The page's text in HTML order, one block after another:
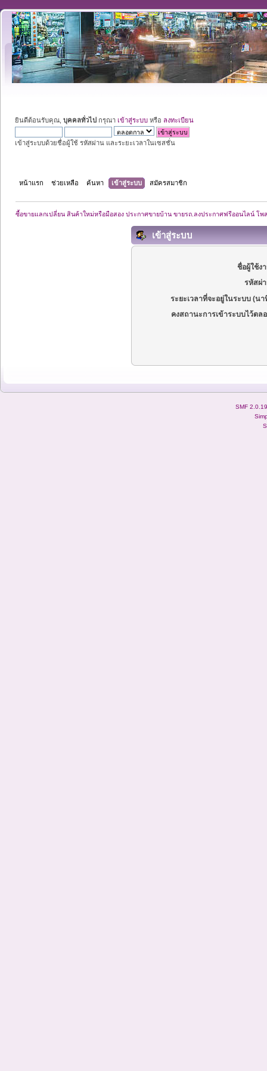
ยินดีต้อนรับคุณ, บุคคลทั่วไป กรุณา เข้าสู่ระบบ หรือ ลงทะเบียน
เข้าสู่ระบบด้วยชื่อผู้ใช้ รหัสผ่าน และระยะเวลาในเซสชั่น
หน้าแรก ช่วยเหลือ ค้นหา เข้าสู่ระบบ สมัครสมาชิก
ซื้อขายแลกเปลี่ยน สินค้าใหม่หรือมือสอง ประกาศขายบ้าน ขายรถ.ลงประกาศฟรีออนไลน์ โ
เข้าสู่ระบบ
ชื่อผู้ใช้ง
รหัสผ่
ระยะเวลาที่จะอยู่ในระบบ (นา
คงสถานะการเข้าระบบไว้ตล
SMF 2.0.19